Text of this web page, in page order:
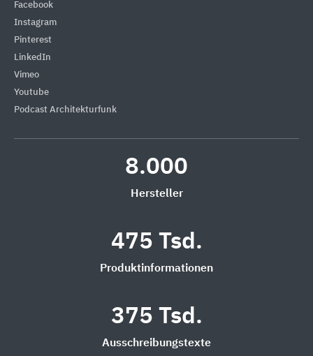
Facebook
Instagram
Pinterest
LinkedIn
Vimeo
Youtube
Podcast Architekturfunk
8.000
Hersteller
475 Tsd.
Produktinformationen
375 Tsd.
Ausschreibungstexte